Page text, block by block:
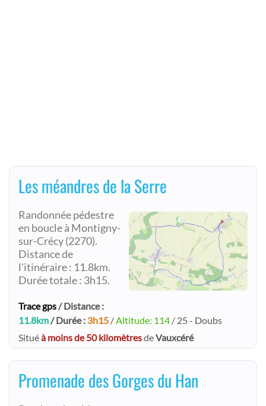
Les méandres de la Serre
Randonnée pédestre
en boucle à Montigny-
sur-Crécy (2270).
Distance de
l'itinéraire : 11.8km.
Durée totale : 3h15.
Trace gps/ Distance :
11.8km/ Durée : 3h15 /Altitude: 114 / 25 - Doubs
Situéà moins de 50 kilomètresdeVauxcéré
Promenade des Gorges du Han